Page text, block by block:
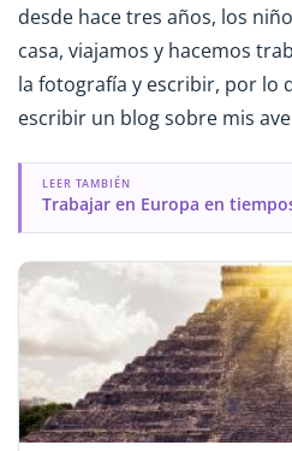
desde hace tres años, los
casa, viajamos y hacemos
la fotografía y escribir, por lo
escribir un blog sobre mis
LEER TAMBIÉN
Trabajar en Europa en